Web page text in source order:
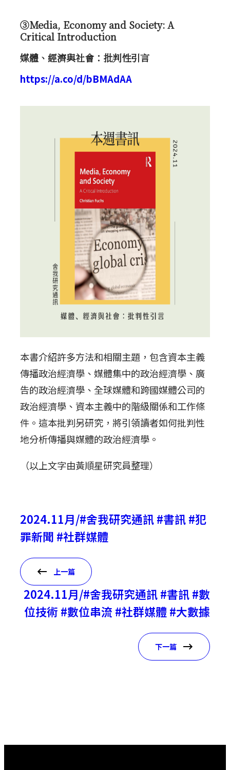
③Media, Economy and Society: A
Critical Introduction
媒體、經濟與社會：批判性引言
https://a.co/d/bBMAdAA
本書介紹許多方法和相關主題，包含資本主義
傳播政治經濟學、媒體集中的政治經濟學、廣
告的政治經濟學、全球媒體和跨國媒體公司的
政治經濟學、資本主義中的階級關係和工作條
件。這本批判另研究，將引領讀者如何批判性
地分析傳播與媒體的政治經濟學。
（以上文字由黃順星研究員整理）
2024.11月/#舍我研究通訊 #書訊 #犯
罪新聞 #社群媒體
上一篇
2024.11月/#舍我研究通訊 #書訊 #數
位技術 #數位串流 #社群媒體 #大數據
下一篇